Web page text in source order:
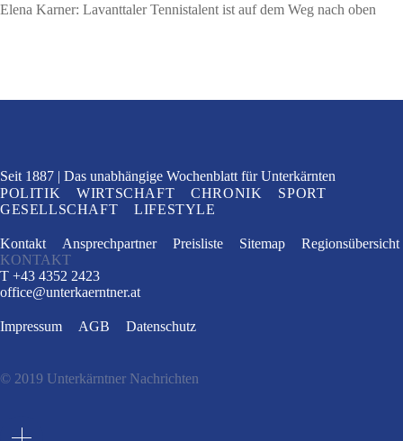
Elena Karner: Lavanttaler Tennistalent ist auf dem Weg nach oben
Seit 1887 Das unabhängige Wochenblatt für Unterkärnten
POLITIK
WIRTSCHAFT CHRONIK
SPORT
GESELLSCHAFT
LIFESTYLE
Kontakt Ansprechpartner Preisliste Sitemap
Regionsübersicht
KONTAKT
T +43 4352 2423
office@unterkaerntner.at
Impressum AGB Datenschutz
© 2019 Unterkärntner Nachrichten